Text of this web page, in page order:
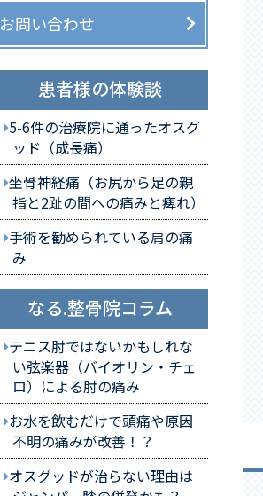
お問い合わせ
患者様の体験談
5-6件の治療院に通ったオスグ
ッド（成長痛）
坐骨神経痛（お尻から足の親
指と2趾の間への痛みと痺れ）
手術を勧められている肩の痛
み
なる.整骨院コラム
テニス肘ではないかもしれな
い弦楽器（バイオリン・チェ
ロ）による肘の痛み
お水を飲むだけで頭痛や原因
不明の痛みが改善！？
オスグッドが治らない理由は